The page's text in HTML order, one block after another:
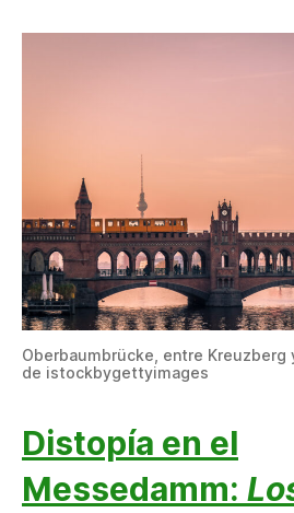
Oberbaumbrücke, entre Kreuzberg
de istockbygettyimages
Distopía en el
Messedamm: